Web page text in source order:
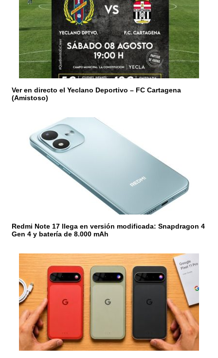
e
e
n
r
Ver en directo el Yeclano Deportivo – FC Cartagena
(Amistoso)
Redmi Note 17 llega en versión modificada: Snapdragon 4
Gen 4 y batería de 8.000 mAh